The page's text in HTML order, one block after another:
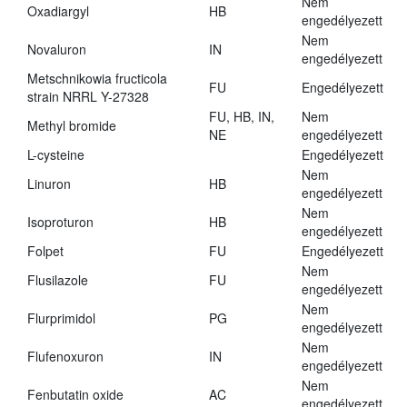
Oxadiargyl HB
engedélyezett
Novaluron
IN
Nem
engedélyezett
Metschnikowia fructicola
strain NRRL Y-27328
FU Engedélyezett
Methyl bromide
FU, HB, IN,
NE
Nem
engedélyezett
L-cysteine
Engedélyezett
Linuron
HB
Nem
engedélyezett
Isoproturon
HB
Nem
engedélyezett
Folpet
FU
Engedélyezett
Flusilazole
FU
Nem
engedélyezett
Flurprimidol
PG
Nem
engedélyezett
Flufenoxuron
IN
Nem
engedélyezett
Fenbutatin oxide
AC
Nem